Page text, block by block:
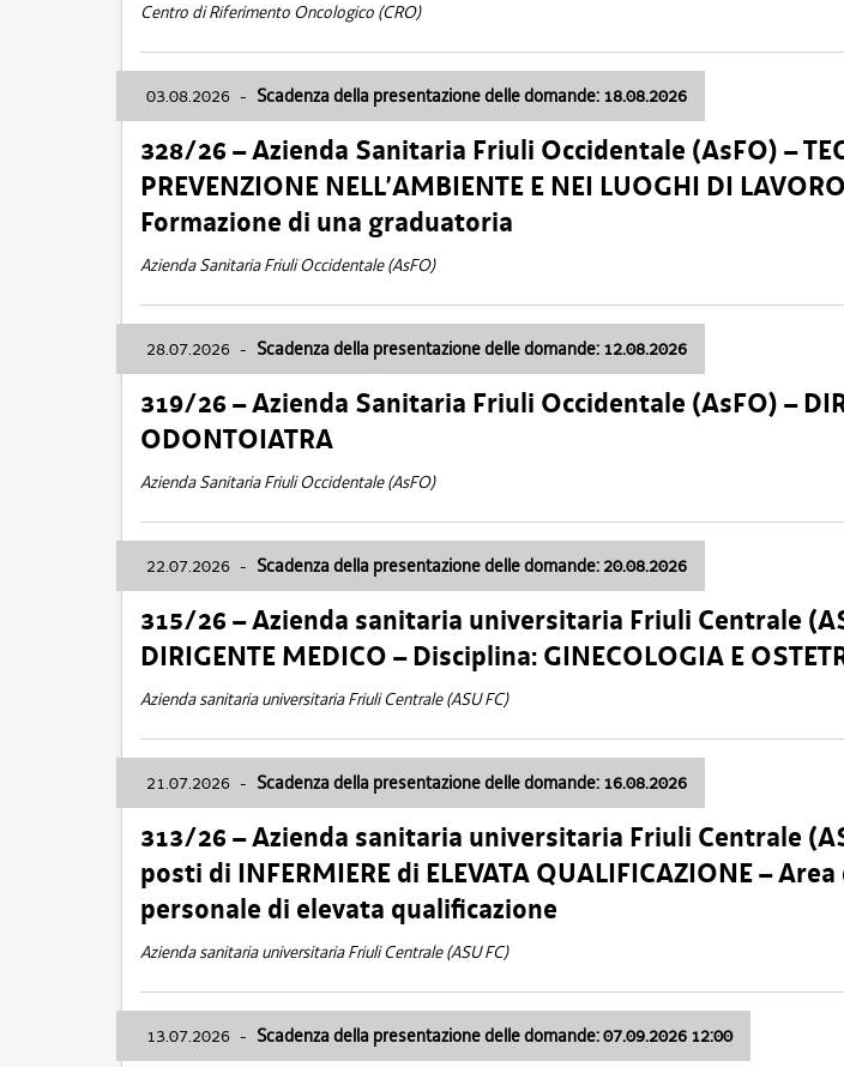
Centro di Riferimento Oncologico (CRO)
03.08.2026 - Scadenza della presentazione delle domande: 18.08.2026
328/26 – Azienda Sanitaria Friuli Occidentale (AsFO) –
PREVENZIONE NELL’AMBIENTE E NEI LUOGHI DI
Formazione di una graduatoria
Azienda Sanitaria Friuli Occidentale (AsFO)
28.07.2026 - Scadenza della presentazione delle domande: 12.08.2026
319/26 – Azienda Sanitaria Friuli Occidentale (AsFO) –
ODONTOIATRA
Azienda Sanitaria Friuli Occidentale (AsFO)
22.07.2026 - Scadenza della presentazione delle domande: 20.08.2026
315/26 – Azienda sanitaria universitaria Friuli Centrale
DIRIGENTE MEDICO – Disciplina: GINECOLOGIA E
Azienda sanitaria universitaria Friuli Centrale (ASU FC)
21.07.2026 - Scadenza della presentazione delle domande: 16.08.2026
313/26 – Azienda sanitaria universitaria Friuli Centrale
posti di INFERMIERE di ELEVATA QUALIFICAZIONE – Area
personale di elevata qualificazione
Azienda sanitaria universitaria Friuli Centrale (ASU FC)
13.07.2026 - Scadenza della presentazione delle domande: 07.09.2026 12:00